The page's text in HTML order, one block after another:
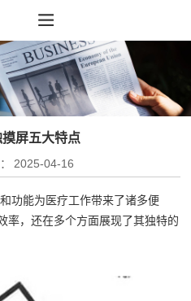
摸屏五大特点
2025-04-16
功能为医疗工作带来了诸多便
率，还在多个方面展现了其独特的